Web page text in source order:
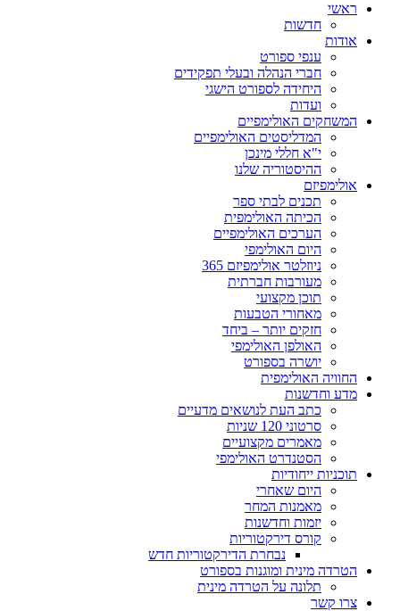
ראשי
חדשות
אודות
ענפי ספורט
חברי הנהלה ובעלי תפקידים
היחידה לספורט הישגי
ועדות
המשחקים האולימפיים
המדליסטים האולימפיים
י"א חללי מינכן
ההיסטוריה שלנו
אולימפיזם
תכנים לבתי ספר
הכיתה האולימפית
הערכים האולימפיים
היום האולימפי
ניוזלטר אולימפיזם 365
מעורבות חברתית
תוכן מקצועי
מאחורי הטבעות
חזקים יותר – ביחד
האולפן האולימפי
יושרה בספורט
החוויה האולימפית
מדע וחדשנות
כתב העת לנושאים מדעיים
סרטוני 120 שניות
מאמרים מקצועיים
הסטנדרט האולימפי
תוכניות ייחודיות
היום שאחרי
מאמנות המחר
יזמות וחדשנות
קורס דירקטוריות
נבחרת הדירקטוריות חדש
הטרדה מינית ומוגנות בספורט
תלונה על הטרדה מינית
צרו קשר